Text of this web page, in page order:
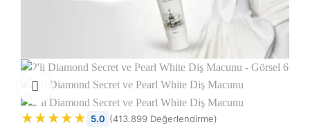
★★★★★
★★★★★ 5.0 (413.899 Değerlendirme)